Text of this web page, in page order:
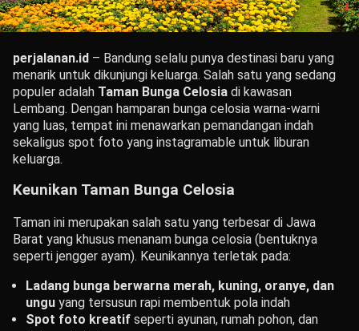
perjalanan.id – Bandung selalu punya destinasi baru yang
menarik untuk dikunjungi keluarga. Salah satu yang sedang
populer adalah Taman Bunga Celosia di kawasan
Lembang. Dengan hamparan bunga celosia warna-warni
yang luas, tempat ini menawarkan pemandangan indah
sekaligus spot foto yang instagramable untuk liburan
keluarga.
Keunikan Taman Bunga Celosia
Taman ini merupakan salah satu yang terbesar di Jawa
Barat yang khusus menanam bunga celosia (bentuknya
seperti jengger ayam). Keunikannya terletak pada:
Ladang bunga berwarna merah, kuning, oranye, dan
ungu yang tersusun rapi membentuk pola indah
Spot foto kreatif seperti ayunan, rumah pohon, dan